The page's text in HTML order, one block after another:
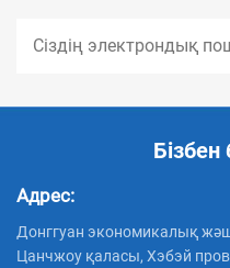
Адрес:
Донггуан экономикалық
Цанчжоу қаласы, Хэбэй